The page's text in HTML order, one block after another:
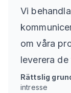
Vi
om våra
leverera
Rättslig
intresse